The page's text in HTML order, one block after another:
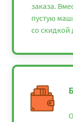
заказа.
пустую
со скидкой